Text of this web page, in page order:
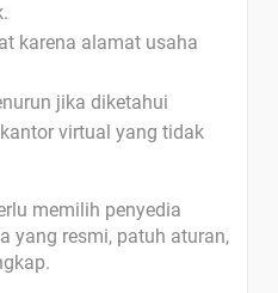
karena alamat usaha
jika diketahui
virtual yang tidak
memilih penyedia
yang resmi, patuh aturan,